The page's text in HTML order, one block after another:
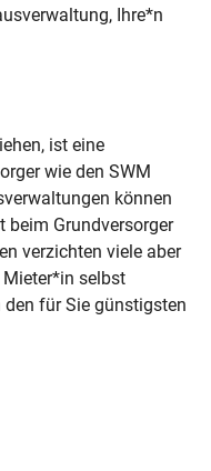
Ihre*n
ist eine
wie den SWM
können
beim Grundversorger
verzichten viele aber
selbst
für Sie günstigsten